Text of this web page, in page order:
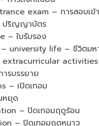
exam – การสอบเข้า
ปริญญาบัตร
– ใบรับรอง
university life – ชีวิตมห
extracurricular
รบรรยาย
– เปิดเทอม
หยุด
– ปิดเทอมฤดูร้อน
– ปิดเทอมฤดูหนาว